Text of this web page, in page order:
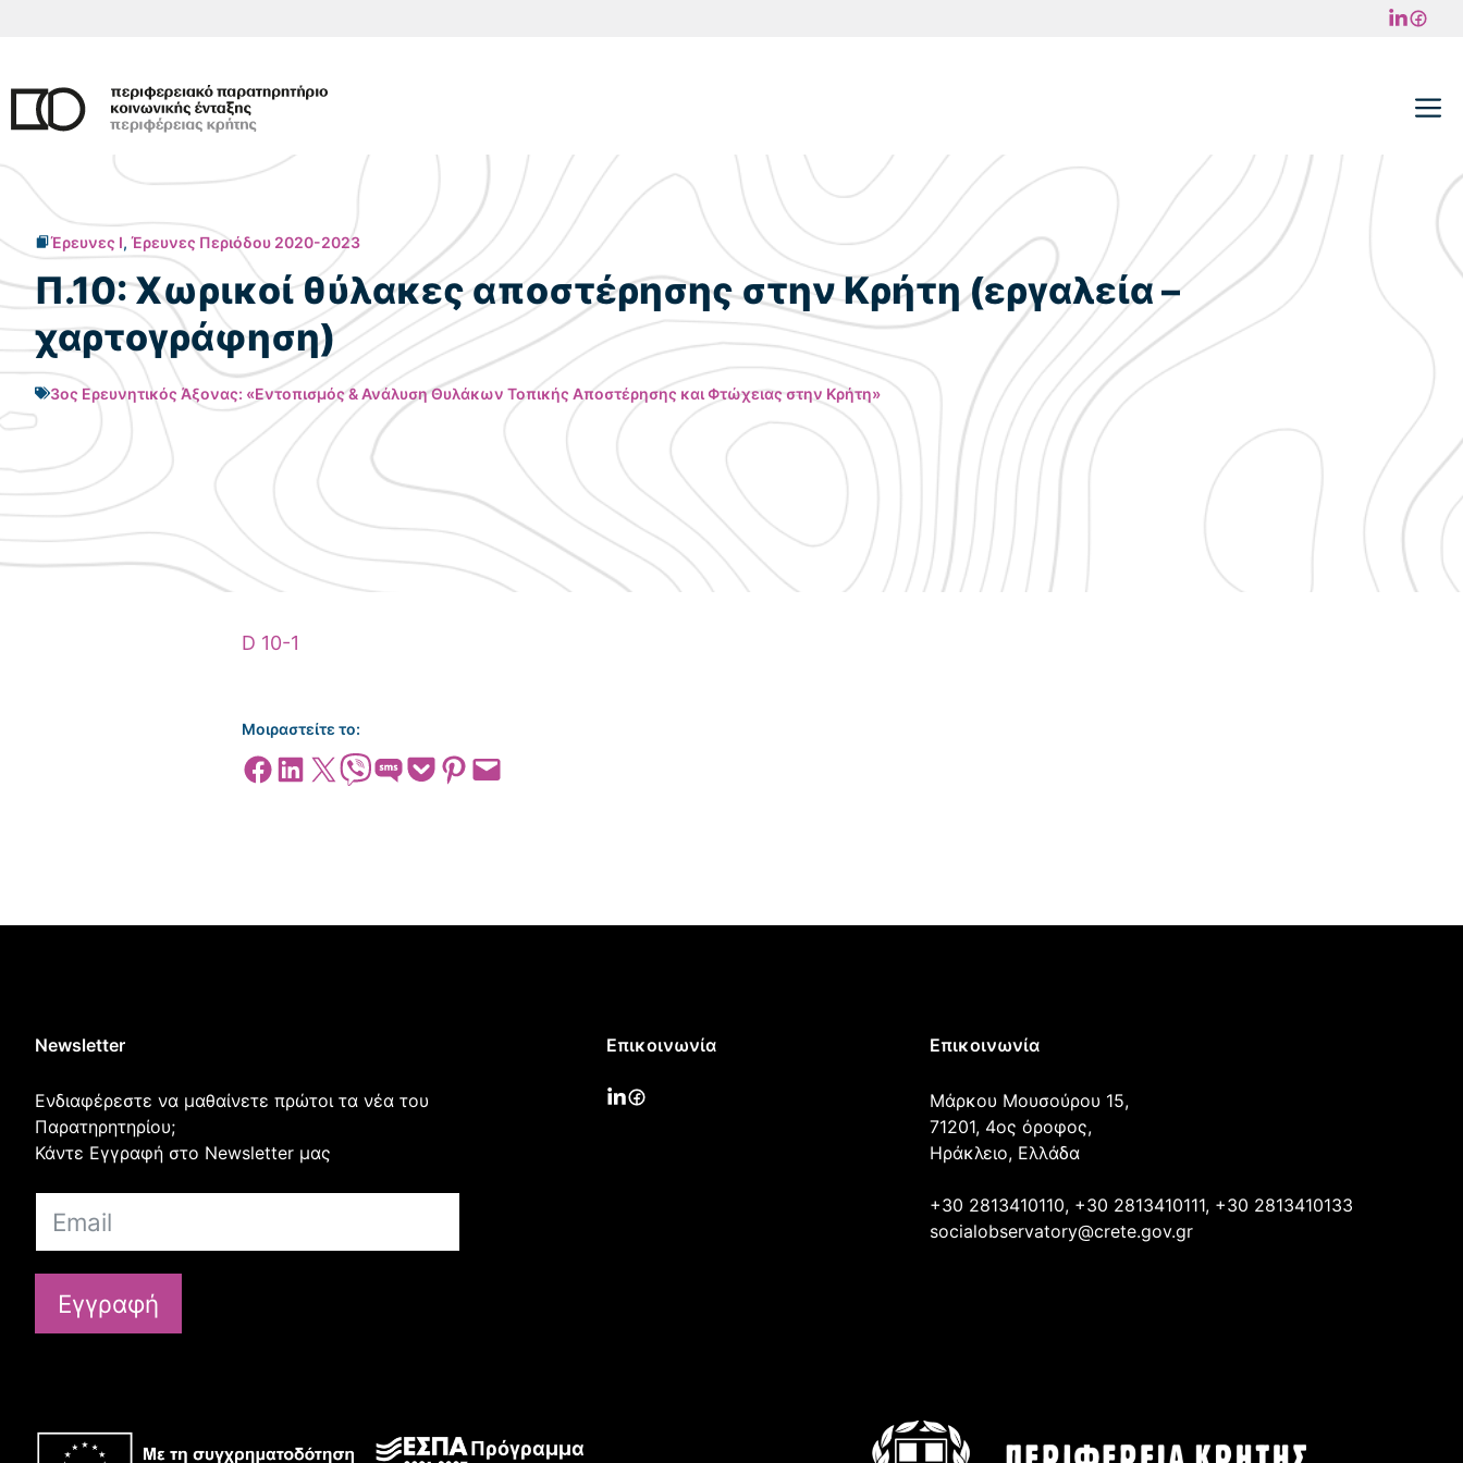
Έρευνες I, Έρευνες Περιόδου 2020-2023
Π.10: Χωρικοί θύλακες αποστέρησης στην Κρήτη (εργαλεία –
χαρτογράφηση)
3ος Ερευνητικός Άξονας: «Εντοπισμός & Ανάλυση Θυλάκων Τοπικής Αποστέρησης και Φτώχειας στην Κρήτη»
D 10-1
Μοιραστείτε το:
Share on Facebook
Share on LinkedIn
Share on X Share on ViberShare on SMSShare on Pocket
Share on Pinterest
Email this Page
Newsletter
Ενδιαφέρεστε να μαθαίνετε πρώτοι τα νέα του
Παρατηρητηρίου;
Κάντε Εγγραφή στο Newsletter μας
Εγγραφή
Επικοινωνία Επικοινωνία
Μάρκου Μουσούρου 15,
71201, 4ος όροφος,
Ηράκλειο, Ελλάδα
+30 2813410110, +30 2813410111, +30 2813410133
socialobservatory@crete.gov.gr
Πρόγραμμα